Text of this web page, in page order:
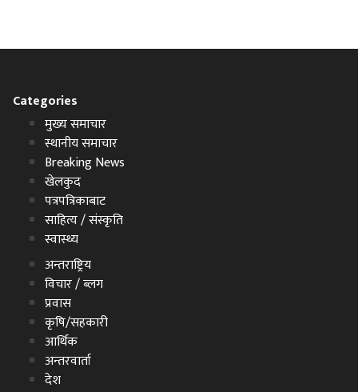
Categories
मुख्य समाचार
स्थानीय समाचार
Breaking News
खेलकुद
पत्रपत्रिकाबाट
साहित्य / संस्कृति
स्वास्थ्य
अन्तराष्ट्रिय
विचार / ब्लग
प्रवास
कृषि/सहकारी
आर्थिक
अन्तरवार्ता
देश